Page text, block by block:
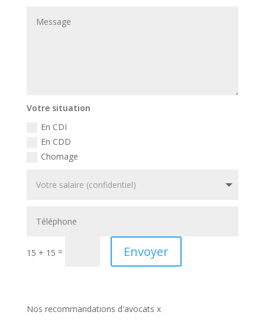
Votre situation
En CDI
En CDD
Chomage
15 + 15 = Envoyer
Nos recommandations d'avocats x